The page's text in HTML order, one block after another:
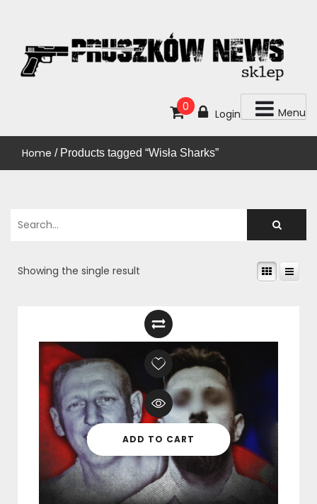
Menu
0
Login
Home / Products tagged “Wisła Sharks”
Showing the single result
ADD TO CART